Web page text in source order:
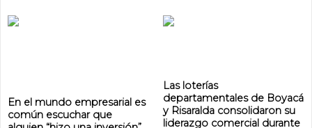
En el mundo empresarial es
común escuchar que
Las loterías
departamentales de Boyacá
y Risaralda consolidaron su
liderazgo comercial durante